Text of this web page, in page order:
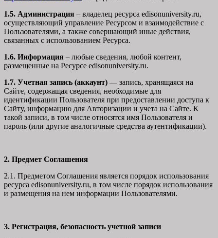
1.5. Администрация – владелец ресурса edisonuniversity.ru,
осуществляющий управление Ресурсом и взаимодействие с
Пользователями, а также совершающий иные действия,
связанных с использованием Ресурса.
1.6. Информация – любые сведения, любой контент,
размещенные на Ресурсе edisonuniversity.ru.
1.7. Учетная запись (аккаунт) — запись, хранящаяся на
Сайте, содержащая сведения, необходимые для
идентификации Пользователя при предоставлении доступа к
Сайту, информацию для Авторизации и учета на Сайте. К
такой записи, в том числе относятся имя Пользователя и
пароль (или другие аналогичные средства аутентификации).
2. Предмет Соглашения
2.1. Предметом Соглашения является порядок использования
ресурса edisonuniversity.ru, в том числе порядок использования
и размещения на нем информации Пользователями.
3. Регистрация, безопасность учетной записи